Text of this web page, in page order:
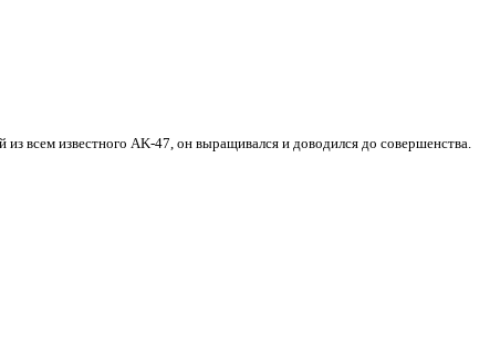
всем известного AK-47, он выращивался и доводился до совершенства.